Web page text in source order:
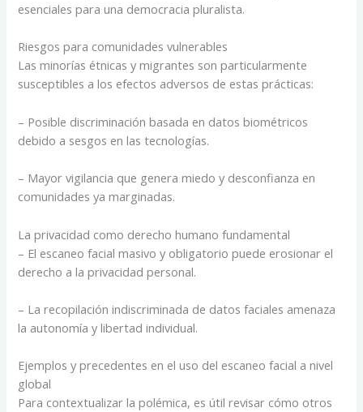
esenciales para una democracia pluralista.
Riesgos para comunidades vulnerables
Las minorías étnicas y migrantes son particularmente
susceptibles a los efectos adversos de estas prácticas:
– Posible discriminación basada en datos biométricos
debido a sesgos en las tecnologías.
– Mayor vigilancia que genera miedo y desconfianza en
comunidades ya marginadas.
La privacidad como derecho humano fundamental
– El escaneo facial masivo y obligatorio puede erosionar el
derecho a la privacidad personal.
– La recopilación indiscriminada de datos faciales amenaza
la autonomía y libertad individual.
Ejemplos y precedentes en el uso del escaneo facial a nivel
global
Para contextualizar la polémica, es útil revisar cómo otros